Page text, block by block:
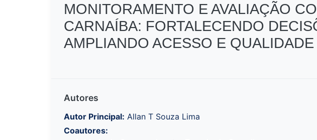
MONITORAMENTO E AVALIAÇÃO
CARNAÍBA: FORTALECENDO
AMPLIANDO ACESSO E
Autores
Autor Principal: Allan T Souza Lima
Coautores: